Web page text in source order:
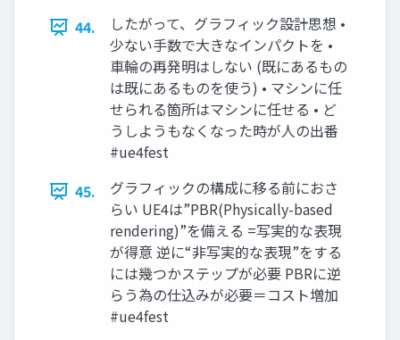
44.
したがって、グラフィック設計思想 •
少ない手数で大きなインパクトを •
車輪の再発明はしない (既にあるもの
は既にあるものを使う) • マシンに任
せられる箇所はマシンに任せる • ど
うしようもなくなった時が人の出番
#ue4fest
45.
グラフィックの構成に移る前におさ
らい UE4は”PBR(Physically-based
rendering)”を備える =写実的な表現
が得意 逆に“非写実的な表現”をする
には幾つかステップが必要 PBRに逆
らう為の仕込みが必要＝コスト増加
#ue4fest